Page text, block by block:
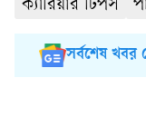
ক্যারিয়ার টিপস
সর্বশেষ